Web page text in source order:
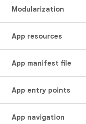
Modularization
App resources
App manifest file
App entry points
App navigation